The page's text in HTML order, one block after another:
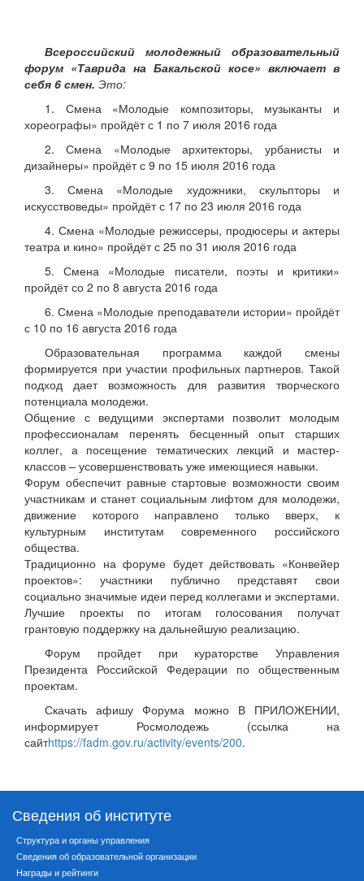
Всероссийский молодежный образовательный
форум «Таврида на Бакальской косе» включает в
себя 6 смен. Это:
1. Смена «Молодые композиторы, музыканты и
хореографы» пройдёт с 1 по 7 июля 2016 года
2. Смена «Молодые архитекторы, урбанисты и
дизайнеры» пройдёт с 9 по 15 июля 2016 года
3. Смена «Молодые художники, скульпторы и
искусствоведы» пройдёт с 17 по 23 июля 2016 года
4. Смена «Молодые режиссеры, продюсеры и актеры
театра и кино» пройдёт с 25 по 31 июля 2016 года
5. Смена «Молодые писатели, поэты и критики»
пройдёт со 2 по 8 августа 2016 года
6. Смена «Молодые преподаватели истории» пройдёт
с 10 по 16 августа 2016 года
Образовательная программа каждой смены
формируется при участии профильных партнеров. Такой
подход дает возможность для развития творческого
потенциала молодежи.
Общение с ведущими экспертами позволит молодым
профессионалам перенять бесценный опыт старших
коллег, а посещение тематических лекций и мастер-
классов – усовершенствовать уже имеющиеся навыки.
Форум обеспечит равные стартовые возможности своим
участникам и станет социальным лифтом для молодежи,
движение которого направлено только вверх, к
культурным институтам современного российского
общества.
Традиционно на форуме будет действовать «Конвейер
проектов»: участники публично представят свои
социально значимые идеи перед коллегами и экспертами.
Лучшие проекты по итогам голосования получат
грантовую поддержку на дальнейшую реализацию.
Форум пройдет при кураторстве Управления
Президента Российской Федерации по общественным
проектам.
Скачать афишу Форума можно В ПРИЛОЖЕНИИ,
информирует Росмолодежь (ссылка на
сайтhttps://fadm.gov.ru/activity/events/200.
Сведения об институте
Структура и органы управления
Сведения об образовательной организации
Награды и рейтинги